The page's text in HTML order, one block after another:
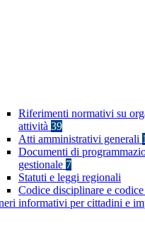
Riferimenti normativi su
attività 39
Atti amministrativi generali
Documenti di
gestionale 7
Statuti e leggi regionali
Codice disciplinare e
informativi per cittadini e